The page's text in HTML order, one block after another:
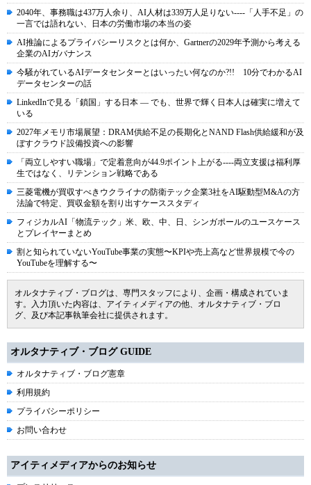
2040年、事務職は437万人余り、AI人材は339万人足りない----「人手不足」の
一言では語れない、日本の労働市場の本当の姿
AI推論によるプライバシーリスクとは何か、Gartnerの2029年予測から考える
企業のAIガバナンス
今騒がれているAIデータセンターとはいったい何なのか?!! 10分でわかるAI
データセンターの話
LinkedInで見る「鎖国」する日本 ― でも、世界で輝く日本人は確実に増えて
いる
2027年メモリ市場展望：DRAM供給不足の長期化とNAND Flash供給緩和が及
ぼすクラウド設備投資への影響
「両立しやすい職場」で定着意向が44.9ポイント上がる----両立支援は福利厚
生ではなく、リテンション戦略である
三菱電機が買収すべきウクライナの防衛テック企業3社をAI駆動型M&Aの方
法論で特定、買収金額を割り出すケーススタディ
フィジカルAI「物流テック」米、欧、中、日、シンガポールのユースケース
とプレイヤーまとめ
割と知られていないYouTube事業の実態〜KPIや売上高など世界規模で今の
YouTubeを理解する〜
オルタナティブ・ブログは、専門スタッフにより、企画・構成されていま
す。入力頂いた内容は、アイティメディアの他、オルタナティブ・ブロ
グ、及び本記事執筆会社に提供されます。
オルタナティブ・ブログ GUIDE
オルタナティブ・ブログ憲章
利用規約
プライバシーポリシー
お問い合わせ
アイティメディアからのお知らせ